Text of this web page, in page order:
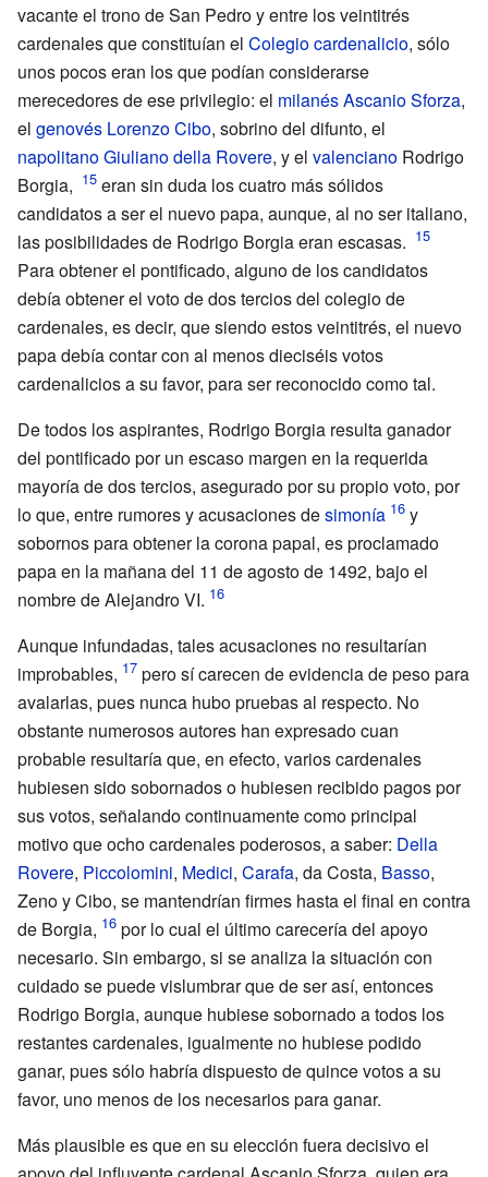
vacante el trono de San Pedro y entre los veintitrés
cardenales que constituían el Colegio cardenalicio, sólo
unos pocos eran los que podían considerarse
merecedores de ese privilegio: el milanésAscanio Sforza,
el genovés Lorenzo Cibo, sobrino del difunto, el
napolitanoGiuliano della Rovere, y el valenciano Rodrigo
Borgia,
eran sin duda los cuatro más sólidos
candidatos a ser el nuevo papa, aunque, al no ser italiano,
las posibilidades de Rodrigo Borgia eran escasas.
Para obtener el pontificado, alguno de los candidatos
debía obtener el voto de dos tercios del colegio de
cardenales, es decir, que siendo estos veintitrés, el nuevo
papa debía contar con al menos dieciséis votos
cardenalicios a su favor, para ser reconocido como tal.
De todos los aspirantes, Rodrigo Borgia resulta ganador
del pontificado por un escaso margen en la requerida
mayoría de dos tercios, asegurado por su propio voto, por
lo que, entre rumores y acusaciones desimonía
y
sobornos para obtener la corona papal, es proclamado
papa en la mañana del 11 de agosto de 1492, bajo el
nombre de Alejandro VI.
Aunque infundadas, tales acusaciones no resultarían
improbables,
pero sí carecen de evidencia de peso para
avalarlas, pues nunca hubo pruebas al respecto. No
obstante numerosos autores han expresado cuan
probable resultaría que, en efecto, varios cardenales
hubiesen sido sobornados o hubiesen recibido pagos por
sus votos, señalando continuamente como principal
motivo que ocho cardenales poderosos, a saber: Della
Rovere, Piccolomini, Medici, Carafa, da Costa, Basso,
ZenoyCibo, se mantendrían firmes hasta el final en contra
de Borgia,
por lo cual el último carecería del apoyo
necesario. Sin embargo, si se analiza la situación con
cuidado se puede vislumbrar que de ser así, entonces
Rodrigo Borgia, aunque hubiese sobornado a todos los
restantes cardenales, igualmente no hubiese podido
ganar, pues sólo habría dispuesto de quince votos a su
favor, uno menos de los necesarios para ganar.
Más plausible es que en su elección fuera decisivo el